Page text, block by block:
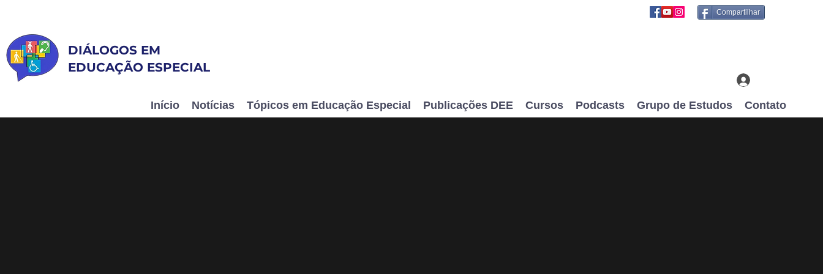
Compartilhar
DIÁLOGOS EM
EDUCAÇÃO ESPECIAL
Início Notícias Tópicos em Educação Especial Publicações DEE Cursos Podcasts Grupo de Estudos Contato